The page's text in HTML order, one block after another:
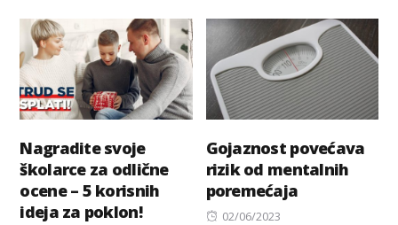
Nagradite svoje
školarce za odlične
ocene – 5 korisnih
ideja za poklon!
Gojaznost povećava
rizik od mentalnih
poremećaja
Posted
02/06/2023